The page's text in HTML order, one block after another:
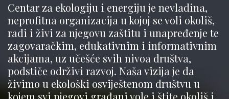
Centar za ekologiju i energiju je nevladina,
neprofitna organizacija u kojoj se voli okoliš,
radi i živi za njegovu zaštitu i unapređenje te
zagovaračkim, edukativnim i informativnim
akcijama, uz učešće svih nivoa društva,
podstiče održivi razvoj. Naša vizija je da
živimo u ekološki osviještenom društvu u
kojem svi njegovi građani vole i štite okoliš i